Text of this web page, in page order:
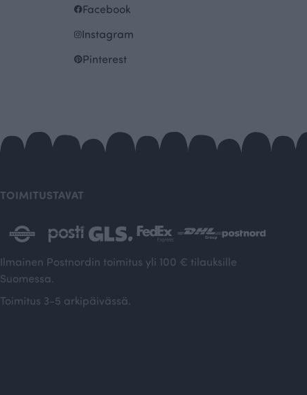
Facebook
Instagram
Pinterest
TOIMITUSTAVAT
Ilmainen Postnordin toimitus yli 100 € tilauksille
Suomessa.
Toimitus 3-5 arkipäivässä.